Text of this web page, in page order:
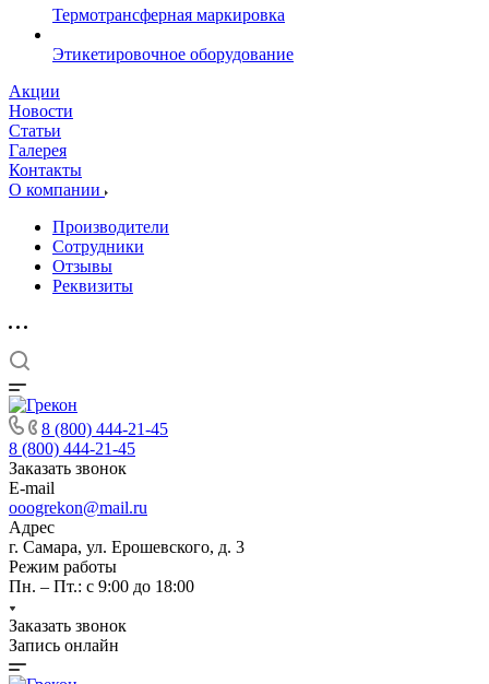
Термотрансферная маркировка
Этикетировочное оборудование
Акции
Новости
Статьи
Галерея
Контакты
О компании
Производители
Сотрудники
Отзывы
Реквизиты
8 (800) 444-21-45
8 (800) 444-21-45
Заказать звонок
E-mail
ooogrekon@mail.ru
Адрес
г. Самара, ул. Ерошевского, д. 3
Режим работы
Пн. – Пт.: с 9:00 до 18:00
Заказать звонок
Запись онлайн